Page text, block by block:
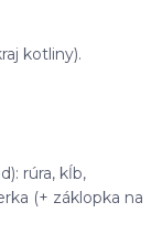
kotliny).
rúra, kĺb,
(+ záklopka na